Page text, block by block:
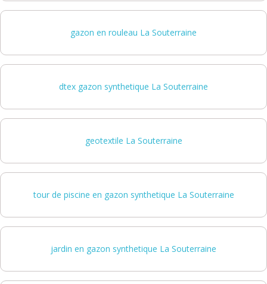
gazon en rouleau La Souterraine
dtex gazon synthetique La Souterraine
geotextile La Souterraine
tour de piscine en gazon synthetique La Souterraine
jardin en gazon synthetique La Souterraine